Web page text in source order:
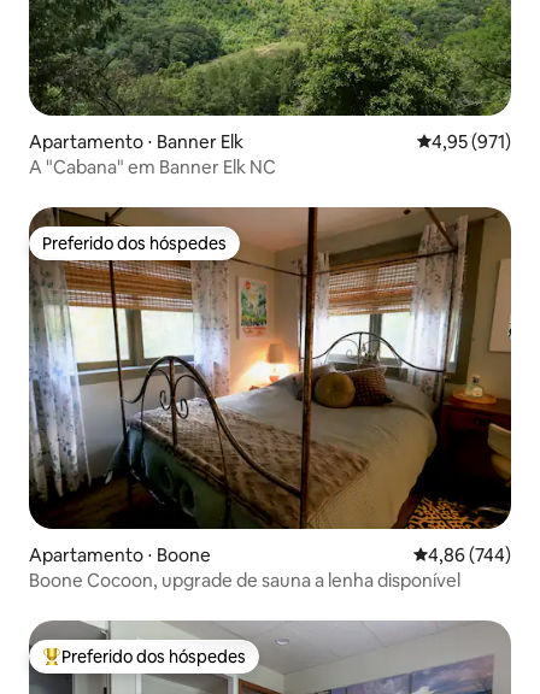
Apartamento ⋅ Banner Elk 4,95 de uma
4,95 (971)
A "Cabana" em Banner Elk NC
Preferido dos hóspedes
Preferido dos hóspedes
Apartamento ⋅ Boone 4,86 de uma
4,86 (744)
Boone Cocoon, upgrade de sauna a lenha disponível
Entre os melhores preferidos dos hóspedes
Preferido dos hóspedes